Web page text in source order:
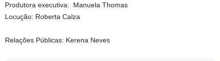
Produtora executiva: Manuela Thomas
Locução: Roberta Calza
Relações Públicas: Kerena Neves